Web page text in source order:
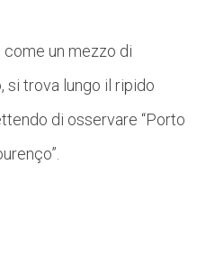
come un mezzo di
si trova lungo il ripido
di osservare “Porto